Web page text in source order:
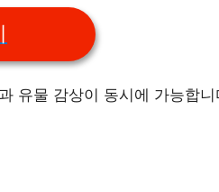
유물 감상이 동시에 가능합니